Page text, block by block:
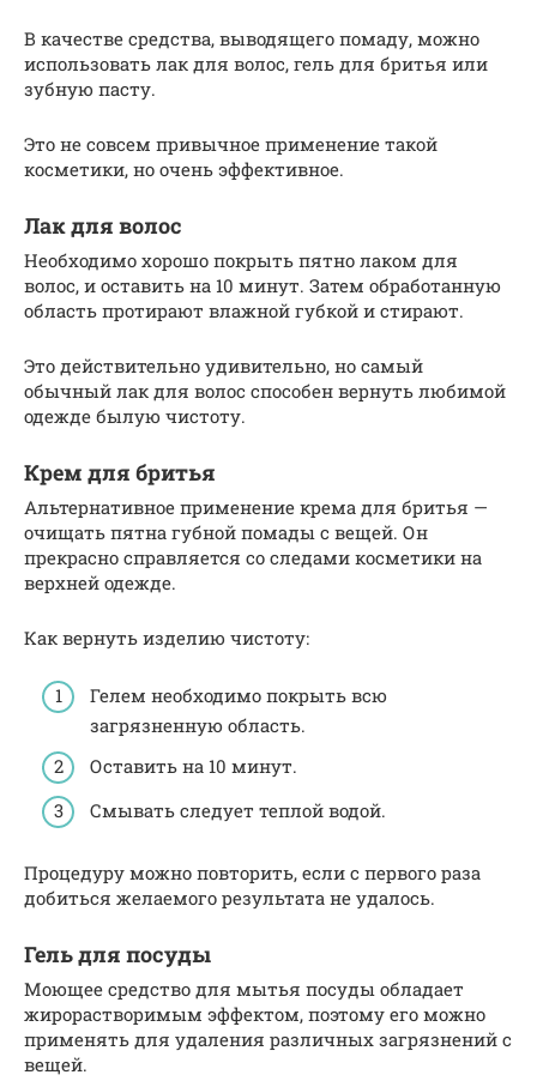
В качестве средства, выводящего помаду, можно
использовать лак для волос, гель для бритья или
зубную пасту.
Это не совсем привычное применение такой
косметики, но очень эффективное.
Лак для волос
Необходимо хорошо покрыть пятно лаком для
волос, и оставить на 10 минут. Затем обработанную
область протирают влажной губкой и стирают.
Это действительно удивительно, но самый
обычный лак для волос способен вернуть любимой
одежде былую чистоту.
Крем для бритья
Альтернативное применение крема для бритья —
очищать пятна губной помады с вещей. Он
прекрасно справляется со следами косметики на
верхней одежде.
Как вернуть изделию чистоту:
Гелем необходимо покрыть всю
загрязненную область.
Оставить на 10 минут.
Смывать следует теплой водой.
Процедуру можно повторить, если с первого раза
добиться желаемого результата не удалось.
Гель для посуды
Моющее средство для мытья посуды обладает
жирорастворимым эффектом, поэтому его можно
применять для удаления различных загрязнений с
вещей.